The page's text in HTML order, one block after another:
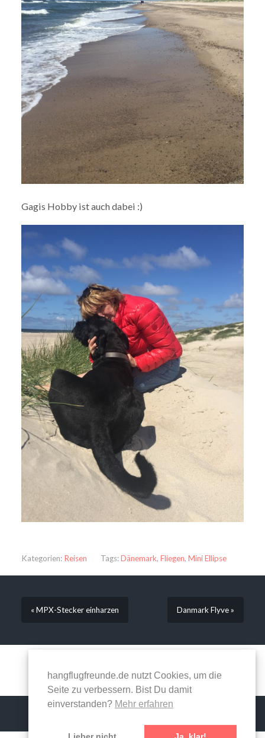
Gagis Hobby ist auch dabei :)
Kategorien: Reisen Tags:Dänemark, Fliegen, Mini Ellipse
« MPX-Stecker einharzen Danmark Flyve »
Kommentare sind geschlossen.
hangflugfreunde.de nutzt Cookies, um die
Seite zu verbessern. Bist Du damit
einverstanden? Mehr erfahren